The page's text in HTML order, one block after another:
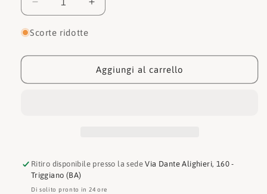
Diminuisci
quantità
per
Sneakers
Aumenta
quantità
Sneakers
1257124
Scorte ridotte
Aggiungi al carrello
Ritiro disponibile presso la sedeVia Dante Alighieri, 160 -
Triggiano (BA)
Di solito pronto in 24 ore